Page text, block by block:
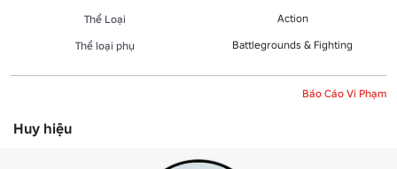
Thể Loại
Action
Thể loại phụ Battlegrounds & Fighting
Báo Cáo Vi Phạm
Huy hiệu